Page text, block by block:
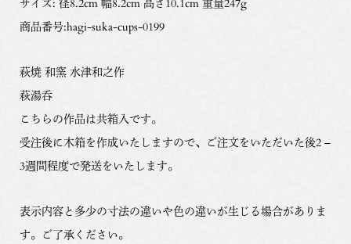
商品番号:hagi-suka-cups-0199
萩焼 和窯 水津和之作
萩湯呑
こちらの作品は共箱入です。
受注後に木箱を作成いたしますので、ご注文をいただいた後2 –
3週間程度で発送をいたします。
表示内容と多少の寸法の違いや色の違いが生じる場合がありま
す。ご了承ください。